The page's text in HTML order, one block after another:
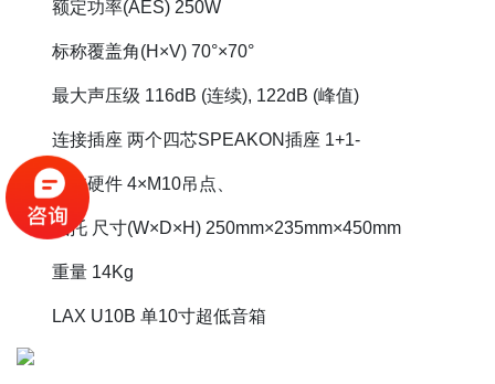
额定功率(AES) 250W
标称覆盖角(H×V) 70°×70°
最大声压级 116dB (连续), 122dB (峰值)
连接插座 两个四芯SPEAKON插座 1+1-
吊挂硬件 4×M10吊点、
底托 尺寸(W×D×H) 250mm×235mm×450mm
重量 14Kg
LAX U10B 单10寸超低音箱